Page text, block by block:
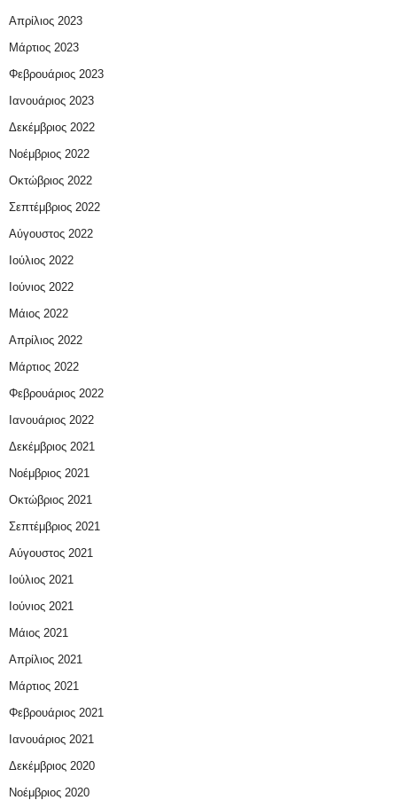
Απρίλιος 2023
Μάρτιος 2023
Φεβρουάριος 2023
Ιανουάριος 2023
Δεκέμβριος 2022
Νοέμβριος 2022
Οκτώβριος 2022
Σεπτέμβριος 2022
Αύγουστος 2022
Ιούλιος 2022
Ιούνιος 2022
Μάιος 2022
Απρίλιος 2022
Μάρτιος 2022
Φεβρουάριος 2022
Ιανουάριος 2022
Δεκέμβριος 2021
Νοέμβριος 2021
Οκτώβριος 2021
Σεπτέμβριος 2021
Αύγουστος 2021
Ιούλιος 2021
Ιούνιος 2021
Μάιος 2021
Απρίλιος 2021
Μάρτιος 2021
Φεβρουάριος 2021
Ιανουάριος 2021
Δεκέμβριος 2020
Νοέμβριος 2020